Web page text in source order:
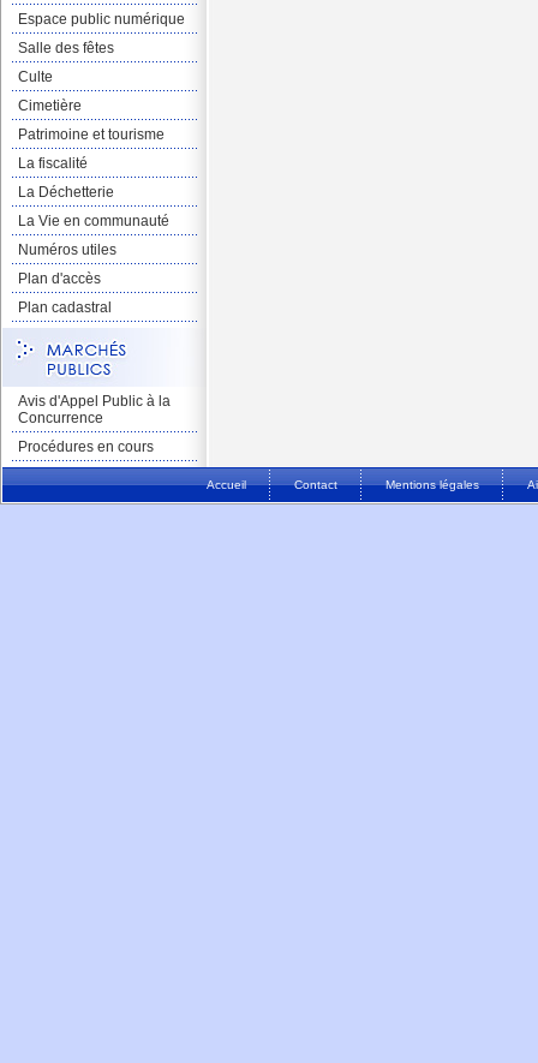
Espace public numérique
Salle des fêtes
Culte
Cimetière
Patrimoine et tourisme
La fiscalité
La Déchetterie
La Vie en communauté
Numéros utiles
Plan d'accès
Plan cadastral
Avis d'Appel Public à la
Concurrence
Procédures en cours
Accueil Contact Mentions légales